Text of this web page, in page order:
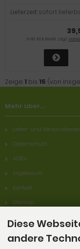
Lieferzeit: sofort
inkl. 19 % MwSt. zzgl.
Zeige 1 bis 15 (von
Mehr über...
Liefer- und
Datenschutz
AGB's
Impressum
Kontakt
Sitemap
Diese
andere